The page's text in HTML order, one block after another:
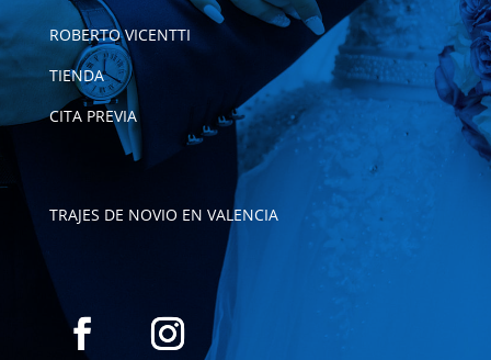
ROBERTO VICENTTI
TIENDA
CITA PREVIA
TRAJES DE NOVIO EN VALENCIA